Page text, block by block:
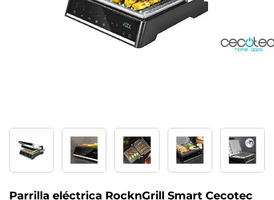
Parrilla eléctrica RocknGrill Smart Cecotec